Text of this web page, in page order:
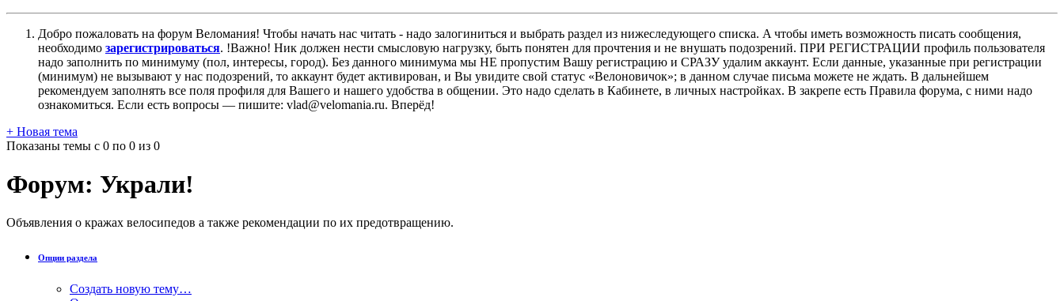
Добро пожаловать на форум Веломания! Чтобы начать нас читать - надо залогиниться и выбрать раздел из нижеследующего списка. A чтобы иметь возможность писать сообщения,
необходимо зарегистрироваться. !Важно! Ник должен нести смысловую нагрузку, быть понятен для прочтения и не внушать подозрений. ПРИ РЕГИСТРАЦИИ профиль пользователя
надо заполнить по минимуму (пол, интересы, город). Без данного минимума мы НЕ пропустим Вашу регистрацию и СРАЗУ удалим аккаунт. Если данные, указанные при регистрации
(минимум) не вызывают у нас подозрений, то аккаунт будет активирован, и Вы увидите свой статус «Велоновичок»; в данном случае письма можете не ждать. В дальнейшем
рекомендуем заполнять все поля профиля для Вашего и нашего удобства в общении. Это надо сделать в Кабинете, в личных настройках. В закрепе есть Правила форума, с ними надо
ознакомиться. Если есть вопросы — пишите: vlad@velomania.ru. Вперёд!
+ Новая тема
Показаны темы с 0 по 0 из 0
Форум: Украли!
Объявления о кражах велосипедов а также рекомендации по их предотвращению.
Опции раздела
Создать новую тему…